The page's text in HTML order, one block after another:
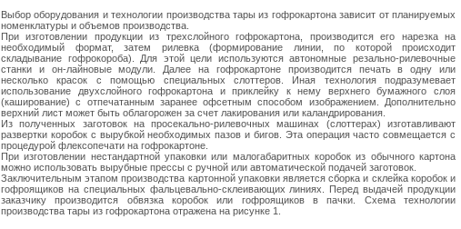
Выбор оборудования и технологии производства тары из гофрокартона зависит от планируемых
номенклатуры и объемов производства.
При изготовлении продукции из трехслойного гофрокартона, производится его нарезка на
необходимый формат, затем рилевка (формирование линии, по которой происходит
складывание гофрокороба). Для этой цели используются автономные резально-рилевочные
станки и он-лайновые модули. Далее на гофрокартоне производится печать в одну или
несколько красок с помощью специальных слоттеров. Иная технология подразумевает
использование двухслойного гофрокартона и приклейку к нему верхнего бумажного слоя
(каширование) с отпечатанным заранее офсетным способом изображением. Дополнительно
верхний лист может быть облагорожен за счет лакирования или каландрирования.
Из полученных заготовок на просекально-рилевочных машинах (слоттерах) изготавливают
развертки коробок с вырубкой необходимых пазов и бигов. Эта операция часто совмещается с
процедурой флексопечати на гофрокартоне.
При изготовлении нестандартной упаковки или малогабаритных коробок из обычного картона
можно использовать вырубные прессы с ручной или автоматической подачей заготовок.
Заключительным этапом производства картонной упаковки является сборка и склейка коробок и
гофроящиков на специальных фальцевально-склеивающих линиях. Перед выдачей продукции
заказчику производится обвязка коробок или гофроящиков в пачки. Схема технологии
производства тары из гофрокартона отражена на рисунке 1.